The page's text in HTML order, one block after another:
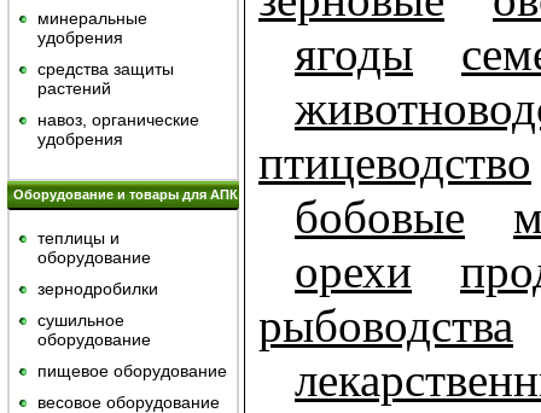
минеральные
удобрения
средства защиты
растений
навоз, органические
удобрения
Оборудование и товары для АПК
теплицы и
оборудование
зернодробилки
сушильное
оборудование
пищевое оборудование
весовое оборудование
ягоды
птицеводство
бобовые
орехи
рыбоводства